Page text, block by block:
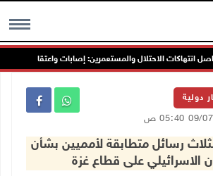
MENUانتهاكات الاحتلال والمستعمرين: إصابات واعتقالات
دولية
رسائل متطابقة لأمميين بشأن
الاسرائيلي على قطاع غزة